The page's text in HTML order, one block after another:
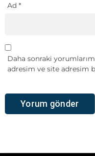
Ad *
Daha sonraki
adresim ve site adresim